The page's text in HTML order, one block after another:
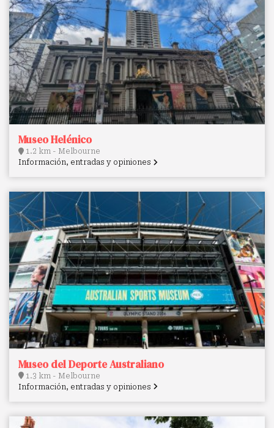
Museo Helénico
1.2 km - Melbourne
Información, entradas y opiniones
Museo del Deporte Australiano
1.3 km - Melbourne
Información, entradas y opiniones